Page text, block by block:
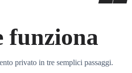
funziona
privato in tre semplici passaggi.